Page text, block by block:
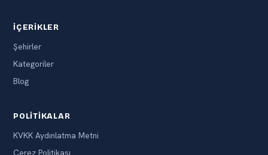
İÇERIKLER
Şehirler
Kategoriler
Blog
POLITIKALAR
KVKK Aydınlatma Metni
Çerez Politikası